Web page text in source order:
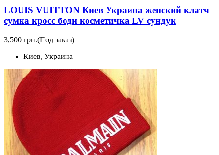
LOUIS VUITTON Киев Украина женский клатч
сумка кросс боди косметичка LV сундук
3,500 грн.(Под заказ)
Киев, Украина